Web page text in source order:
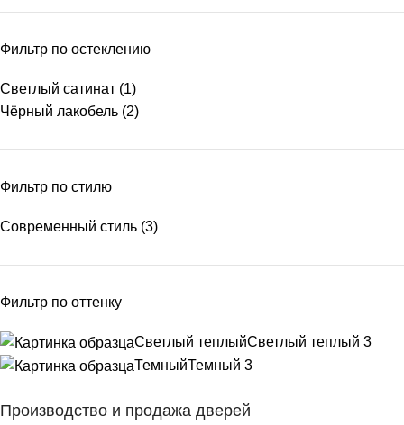
Фильтр по остеклению
Светлый сатинат (1)
Чёрный лакобель (2)
Фильтр по стилю
Современный стиль (3)
Фильтр по оттенку
Светлый теплыйСветлый теплый 3
ТемныйТемный 3
Производство и продажа дверей